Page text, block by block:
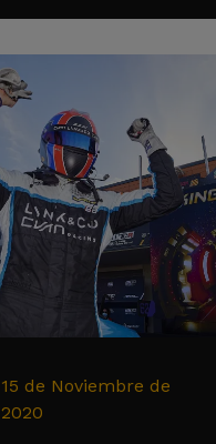
15 de Noviembre de
2020